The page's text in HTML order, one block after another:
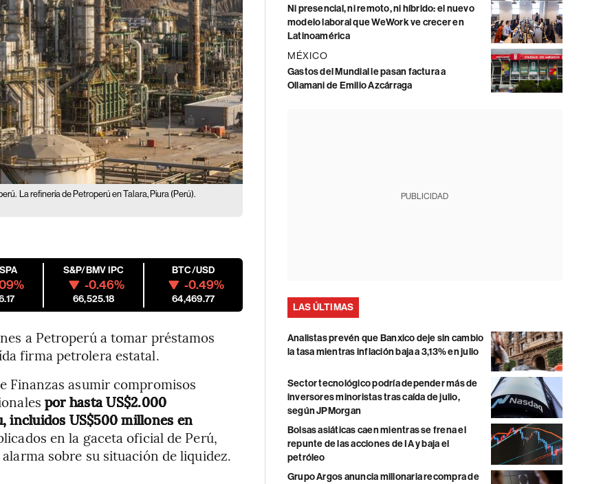
La refinería de Petroperú en Talara, Piura (Perú).
S&P/BMV IPC
-0.46%
66,525.18
BTC/USD
-0.49%
64,469.77
a Petroperú a tomar préstamos
firma petrolera estatal.
Finanzas asumir compromisos
por hasta US$2.000
incluidos US$500 millones en
en la gaceta oficial de Perú,
sobre su situación de liquidez.
Ni presencial, ni remoto, ni híbrido: el nuevo
modelo laboral que WeWork ve crecer en
Latinoamérica
MÉXICO
Gastos del Mundial le pasan factura a
Ollamani de Emilio Azcárraga
PUBLICIDAD
LAS ÚLTIMAS
Analistas prevén que Banxico deje sin cambio
la tasa mientras inflación baja a 3,13% en julio
Sector tecnológico podría depender más de
inversores minoristas tras caída de julio,
según JPMorgan
Bolsas asiáticas caen mientras se frena el
repunte de las acciones de IA y baja el
petróleo
Grupo Argos anuncia millonaria recompra de